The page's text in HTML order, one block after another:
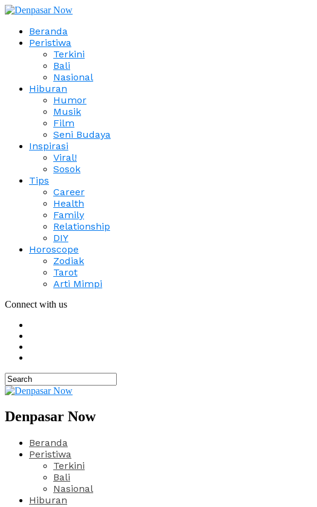
Beranda
Peristiwa
Terkini
Bali
Nasional
Hiburan
Humor
Musik
Film
Seni Budaya
Inspirasi
Viral!
Sosok
Tips
Career
Health
Family
Relationship
DIY
Horoscope
Zodiak
Tarot
Arti Mimpi
Connect with us
Denpasar Now
Beranda
Peristiwa
Terkini
Bali
Nasional
Hiburan